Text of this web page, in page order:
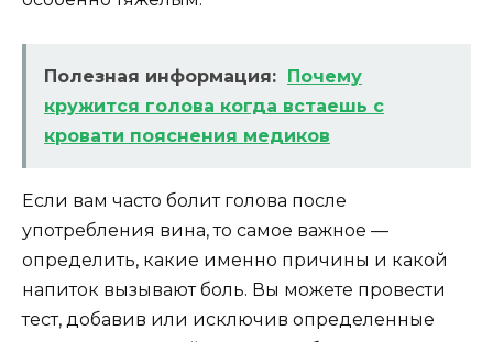
Полезная информация: Почему
кружится голова когда встаешь с
кровати пояснения медиков
Если вам часто болит голова после
употребления вина, то самое важное —
определить, какие именно причины и какой
напиток вызывают боль. Вы можете провести
тест, добавив или исключив определенные